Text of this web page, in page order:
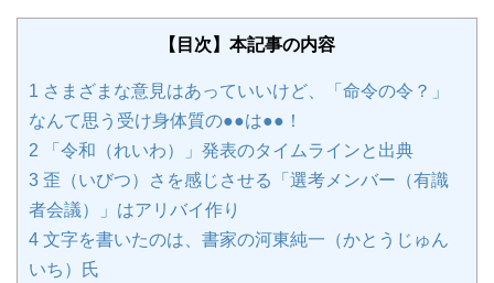
【目次】本記事の内容
1 さまざまな意見はあっていいけど、「命令の令？」
なんて思う受け身体質の●●は●●！
2 「令和（れいわ）」発表のタイムラインと出典
3 歪（いびつ）さを感じさせる「選考メンバー（有識
者会議）」はアリバイ作り
4 文字を書いたのは、書家の河東純一（かとうじゅん
いち）氏